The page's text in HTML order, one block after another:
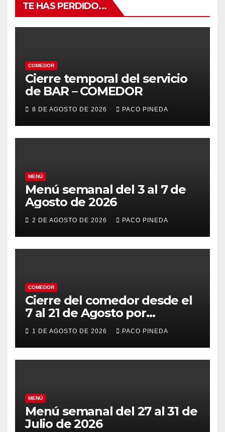
TE HAS PERDIDO...
COMEDOR
Cierre temporal del servicio
de BAR – COMEDOR
8 DE AGOSTO DE 2026 PACO PINEDA
MENÚ
Menú semanal del 3 al 7 de
Agosto de 2026
2 DE AGOSTO DE 2026 PACO PINEDA
COMEDOR
Cierre del comedor desde el
7 al 21 de Agosto por
vacaciones
1 DE AGOSTO DE 2026 PACO PINEDA
MENÚ
Menú semanal del 27 al 31 de
Julio de 2026